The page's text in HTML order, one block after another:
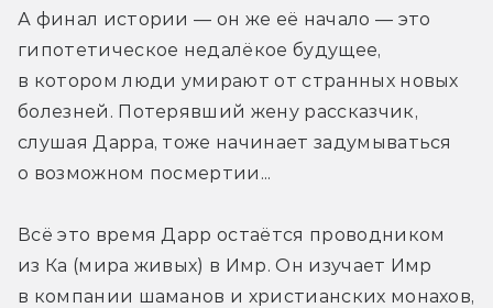
А финал истории — он же её начало — это
гипотетическое недалёкое будущее,
в котором люди умирают от странных новых
болезней. Потерявший жену рассказчик,
слушая Дарра, тоже начинает задумываться
о возможном посмертии...
Всё это время Дарр остаётся проводником
из Ка (мира живых) в Имр. Он изучает Имр
в компании шаманов и христианских монахов,